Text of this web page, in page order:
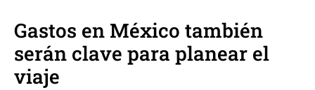
Gastos en México también
serán clave para planear el
viaje